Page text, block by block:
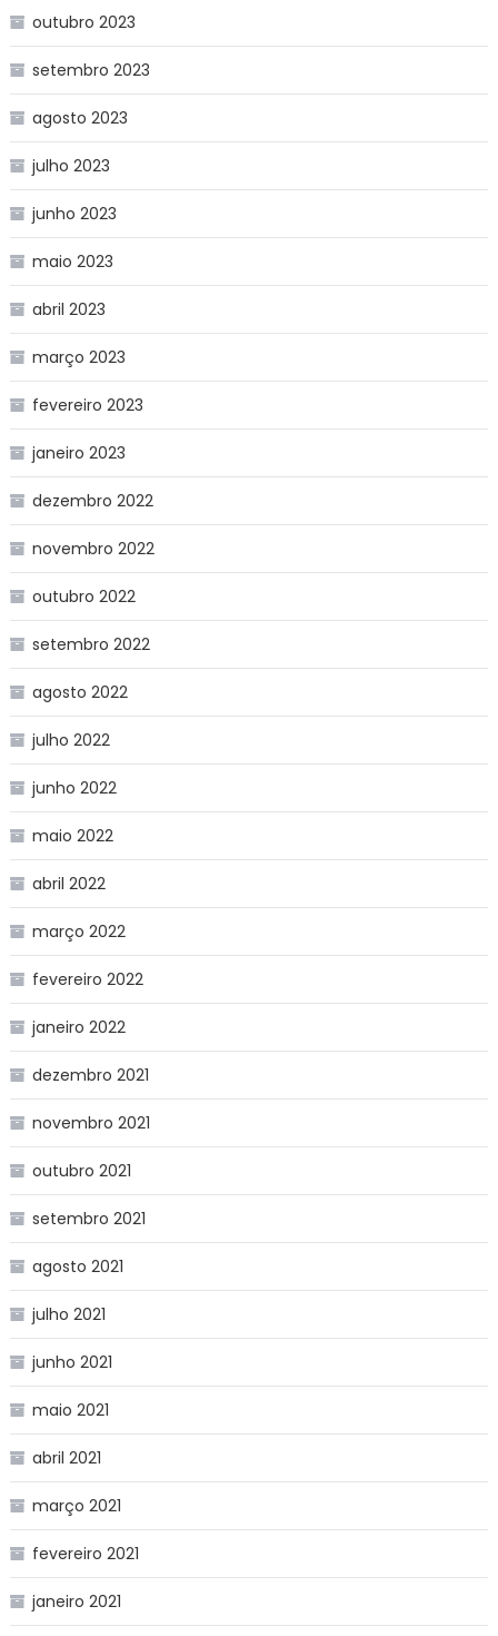
outubro 2023
setembro 2023
agosto 2023
julho 2023
junho 2023
maio 2023
abril 2023
março 2023
fevereiro 2023
janeiro 2023
dezembro 2022
novembro 2022
outubro 2022
setembro 2022
agosto 2022
julho 2022
junho 2022
maio 2022
abril 2022
março 2022
fevereiro 2022
janeiro 2022
dezembro 2021
novembro 2021
outubro 2021
setembro 2021
agosto 2021
julho 2021
junho 2021
maio 2021
abril 2021
março 2021
fevereiro 2021
janeiro 2021